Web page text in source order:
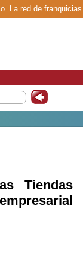
La red de
Tiendas